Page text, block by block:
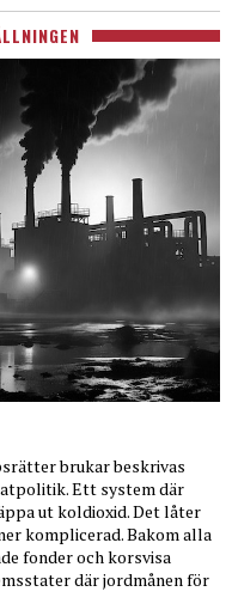
brukar beskrivas
Ett system där
ut koldioxid. Det låter
komplicerad. Bakom alla
fonder och korsvisa
där jordmånen för